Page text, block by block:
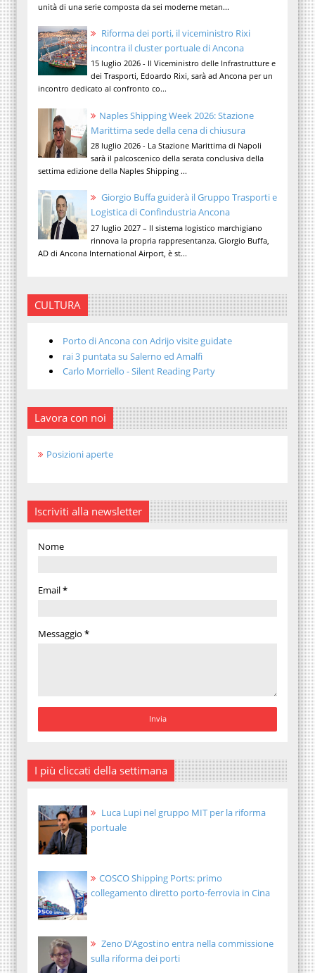
unità di una serie composta da sei moderne metan...
Riforma dei porti, il viceministro Rixi
incontra il cluster portuale di Ancona
15 luglio 2026 - Il Viceministro delle Infrastrutture e
dei Trasporti, Edoardo Rixi, sarà ad Ancona per un
incontro dedicato al confronto co...
Naples Shipping Week 2026: Stazione
Marittima sede della cena di chiusura
28 luglio 2026 - La Stazione Marittima di Napoli
sarà il palcoscenico della serata conclusiva della
settima edizione della Naples Shipping ...
Giorgio Buffa guiderà il Gruppo Trasporti e
Logistica di Confindustria Ancona
27 luglio 2027 – Il sistema logistico marchigiano
rinnova la propria rappresentanza. Giorgio Buffa,
AD di Ancona International Airport, è st...
CULTURA
Porto di Ancona con Adrijo visite guidate
rai 3 puntata su Salerno ed Amalfi
Carlo Morriello - Silent Reading Party
Lavora con noi
Posizioni aperte
Iscriviti alla newsletter
Nome
Email*
Messaggio *
I più cliccati della settimana
Luca Lupi nel gruppo MIT per la riforma
portuale
COSCO Shipping Ports: primo
collegamento diretto porto-ferrovia in Cina
Zeno D’Agostino entra nella commissione
sulla riforma dei porti